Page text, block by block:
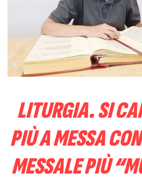
LITURGIA. SI
PIÙ A MESSA
MESSALE PIÙ